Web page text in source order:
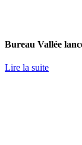
Bureau Vallée
Lire la suite